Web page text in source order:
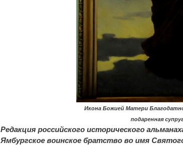
Икона Божией Матери
подаренная
Редакция российского исторического
Ямбургское воинское братство во имя